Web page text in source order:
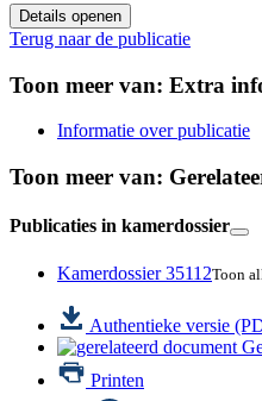
Details openen
Terug naar de publicatie
Toon meer van: Extra
Informatie over publicatie
Toon meer van:
Publicaties in kamerdossier
Kamerdossier 35112Toon
Authentieke versie
Printen